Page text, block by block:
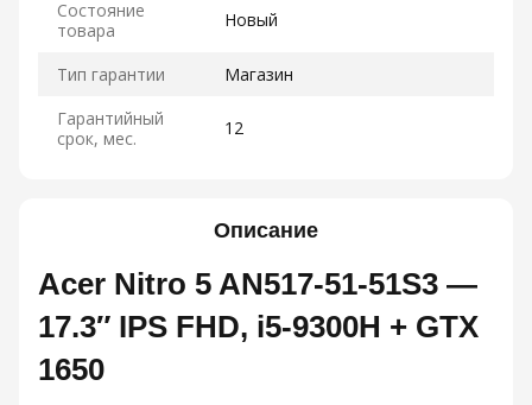
Состояние
товара
Новый
Тип гарантии
Магазин
Гарантийный
срок, мес.
12
Описание
Acer Nitro 5 AN517-51-51S3 —
17.3″ IPS FHD, i5‑9300H + GTX
1650